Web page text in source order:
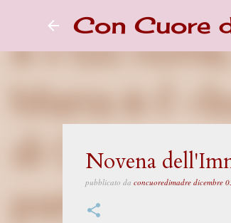
Con Cuore
Novena
pubblicato da concuoredimadre dicembre